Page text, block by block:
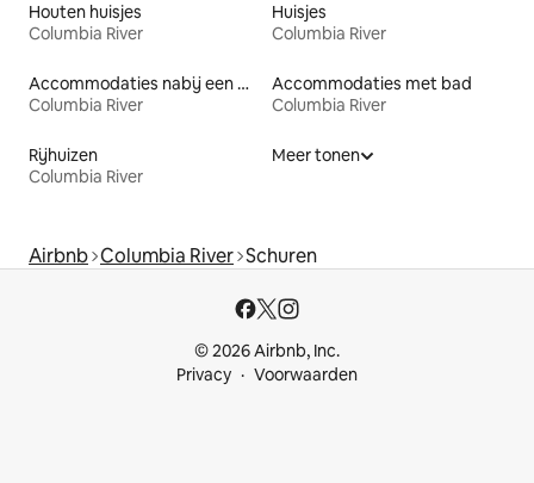
Houten huisjes
Columbia River
Huisjes
Columbia River
Accommodaties nabij een meer
Columbia River
Accommodaties met bad
Columbia River
Rijhuizen
Columbia River
Meer tonen
Airbnb Columbia River Schuren
© 2026 Airbnb, Inc.
Privacy
Voorwaarden